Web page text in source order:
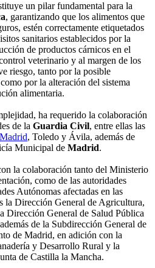
un pilar fundamental para la
, garantizando que los alimentos que
estén correctamente etiquetados
sanitarios establecidos por la
de productos cárnicos en el
veterinario y al margen de los
riesgo, tanto por la posible
por la alteración del sistema
alimentaria.
ha requerido la colaboración
de la Guardia Civil, entre ellas las
Madrid, Toledo y Ávila, además de
Municipal de Madrid.
la colaboración tanto del Ministerio
como de las autoridades
Autónomas afectadas en las
la Dirección General de Agricultura,
Dirección General de Salud Pública
de la Subdirección General de
de Madrid, en adición con la
y Desarrollo Rural y la
de Castilla la Mancha.